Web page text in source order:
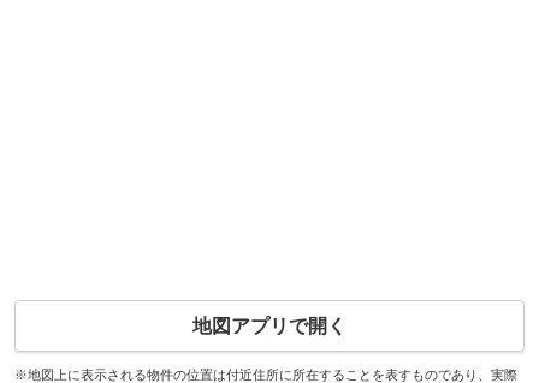
地図アプリで開く
※地図上に表示される物件の位置は付近住所に所在することを表すものであり、実際